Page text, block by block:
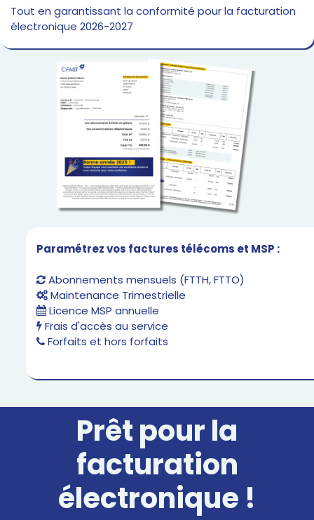
Tout en garantissant la conformité pour la facturation
électronique 2026-2027
Paramétrez vos factures télécoms et MSP :
Abonnements mensuels (FTTH, FTTO)
Maintenance Trimestrielle
Licence MSP annuelle
Frais d'accès au service
Forfaits et hors forfaits
Prêt pour la
facturation
électronique !